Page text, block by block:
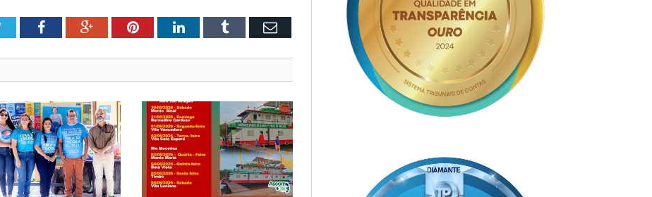
TwitterFacebookGoogle+PinterestLinkedInTumblr Email